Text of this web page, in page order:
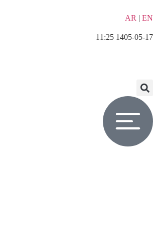
AR | EN
1405-05-17 11:25